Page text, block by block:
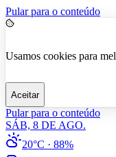
Pular para o conteúdo
Usamos cookies para
Aceitar
Pular para o conteúdo
SÁB, 8 DE AGO.
20°C · 88%